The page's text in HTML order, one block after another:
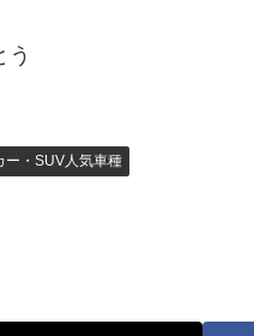
う
ー・SUV人気車種